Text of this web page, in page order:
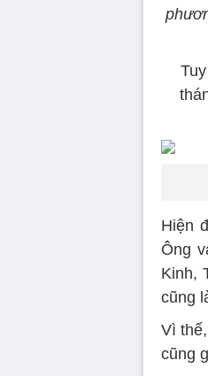
Hiện
Ông
Kinh,
cũng
Vì
cũng